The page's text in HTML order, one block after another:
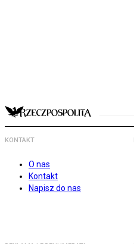
KONTAKT
O nas
Kontakt
Napisz do nas